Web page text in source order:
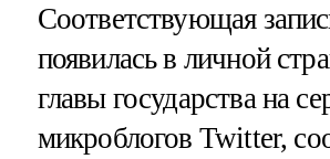
Соответствующая
появилась в личной
главы государства на
микроблогов Twitter,